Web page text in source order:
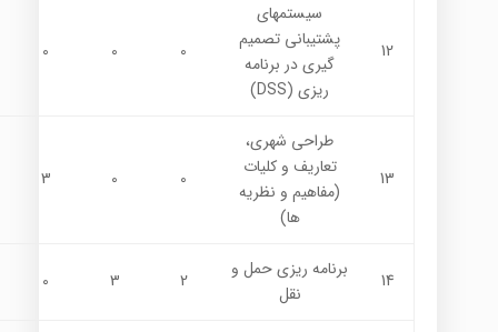
12
سيستمهاي
پشتيباني تصميم
گيري در برنامه
ريزي (DSS)
0
0
0
13
طراحی شهری،
تعاريف و كليات
(مفاهيم و نظريه
ها)
0
0
3
14
برنامه ریزی حمل و
نقل
2
3
0